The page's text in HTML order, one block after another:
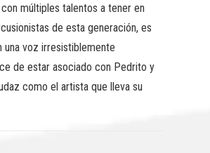
múltiples talentos a tener en
de esta generación, es
una voz irresistiblemente
de estar asociado con Pedrito y
como el artista que lleva su